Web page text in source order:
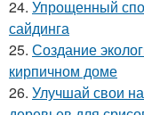
24. Упрощенный
сайдинга
25. Создание
кирпичном доме
26. Улучшай свои